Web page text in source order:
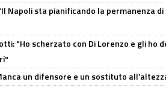
Napoli sta pianificando la permanenza
"Ho scherzato con Di Lorenzo e gli ho
un difensore e un sostituto